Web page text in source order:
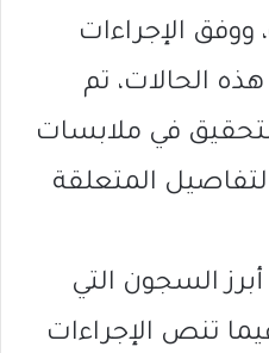
الإجراءات
الحالات، تم
في ملابسات
المتعلقة
السجون التي
تنص الإجراءات